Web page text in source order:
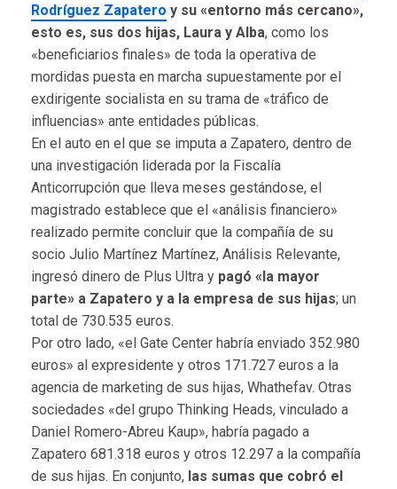
Rodríguez Zapatero y su «entorno más cercano»,
esto es, sus dos hijas, Laura y Alba, como los
«beneficiarios finales» de toda la operativa de
mordidas puesta en marcha supuestamente por el
exdirigente socialista en su trama de «tráfico de
influencias» ante entidades públicas.
En el auto en el que se imputa a Zapatero, dentro de
una investigación liderada por la Fiscalía
Anticorrupción que lleva meses gestándose, el
magistrado establece que el «análisis financiero»
realizado permite concluir que la compañía de su
socio Julio Martínez Martínez, Análisis Relevante,
ingresó dinero de Plus Ultra y pagó «la mayor
parte» a Zapatero y a la empresa de sus hijas; un
total de 730.535 euros.
Por otro lado, «el Gate Center habría enviado 352.980
euros» al expresidente y otros 171.727 euros a la
agencia de marketing de sus hijas, Whathefav. Otras
sociedades «del grupo Thinking Heads, vinculado a
Daniel Romero-Abreu Kaup», habría pagado a
Zapatero 681.318 euros y otros 12.297 a la compañía
de sus hijas. En conjunto, las sumas que cobró el